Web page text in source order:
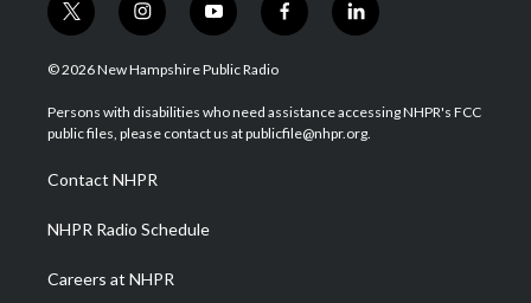
t
w
i
t
e
i
n
s
a
g
a
m
y
o
u
u
b
f
a
b
o
l
i
e
d
© 2026 New Hampshire Public Radio
Persons with disabilities who need assistance accessing NHPR's FCC
public files, please contact us at publicfile@nhpr.org.
Contact NHPR
NHPR Radio Schedule
Careers at NHPR